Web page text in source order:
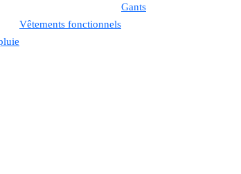
Gants
Vêtements fonctionnels